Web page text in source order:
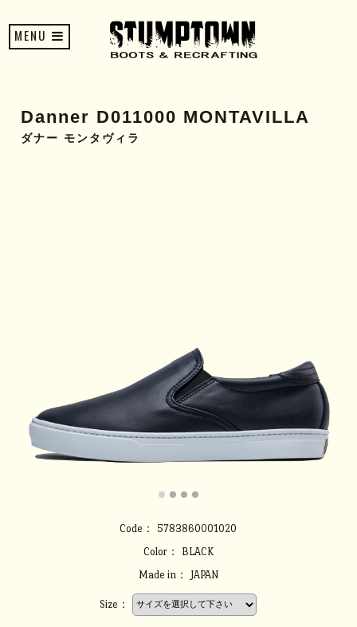
MENU
Danner D011000 MONTAVILLA
ダナー モンタヴィラ
Code：
5783860001020
Color：
BLACK
Made in：
JAPAN
Size：